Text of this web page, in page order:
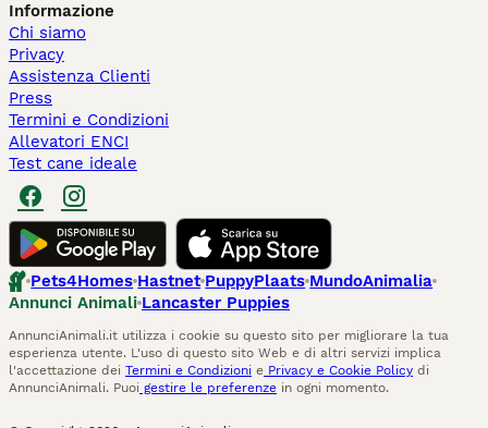
Informazione
Chi siamo
Privacy
Assistenza Clienti
Press
Termini e Condizioni
Allevatori ENCI
Test cane ideale
Pets4Homes Hastnet PuppyPlaats MundoAnimalia
Annunci Animali Lancaster Puppies
AnnunciAnimali.it utilizza i cookie su questo sito per migliorare la tua
esperienza utente. L'uso di questo sito Web e di altri servizi implica
l'accettazione dei Termini e Condizioni e Privacy e Cookie Policy di
AnnunciAnimali. Puoi gestire le preferenze in ogni momento.